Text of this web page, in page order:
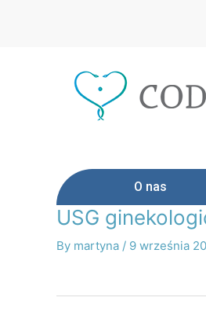
O nas
USG
By martyna / 9 września
Post
navigation